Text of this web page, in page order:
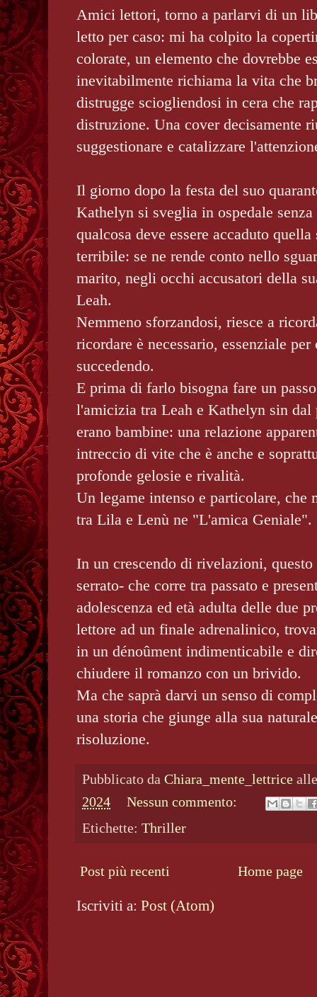
Amici lettori, torno a parlarvi di un
letto per caso: mi ha colpito la
colorate, un elemento che dovrebbe
inevitabilmente richiama la vita che
distrugge sciogliendosi in cera che
distruzione. Una cover decisamente
suggestionare e catalizzare
Il giorno dopo la festa del suo
Kathelyn si sveglia in ospedale
qualcosa deve essere accaduto
terribile: se ne rende conto nello
marito, negli occhi accusatori della
Leah.
Nemmeno sforzandosi, riesce a
ricordare è necessario, essenziale per
succedendo.
E prima di farlo bisogna fare un
l'amicizia tra Leah e Kathelyn sin dal
erano bambine: una relazione
intreccio di vite che è anche e
profonde gelosie e rivalità.
Un legame intenso e particolare, che
tra Lila e Lenù ne "L'amica Geniale".
In un crescendo di rivelazioni,
serrato- che corre tra passato e
adolescenza ed età adulta delle due
lettore ad un finale adrenalinico,
in un dénoûment indimenticabile e
chiudere il romanzo con un brivido.
Ma che saprà darvi un senso di
una storia che giunge alla sua
risoluzione.
Pubblicato da Chiara_mente_lettrice
2024
Nessun commento:
Etichette: Thriller
Post più recenti Home page
Iscriviti a: Post (Atom)